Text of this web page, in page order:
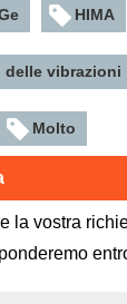
HIMA
delle vibrazioni
Molto
la vostra